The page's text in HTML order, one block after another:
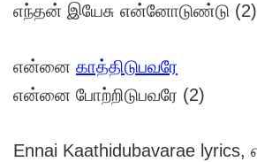
எந்தன் இயேசு என்னோடுண்டு (2)
என்னை காத்திடுபவரே
என்னை போற்றிடுபவரே (2)
Ennai Kaathidubavarae